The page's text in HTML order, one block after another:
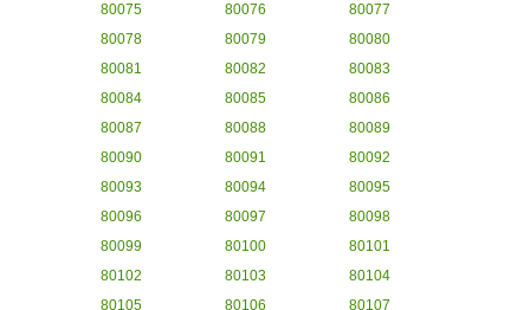
80075
80076
80077
80078
80079
80080
80081
80082
80083
80084
80085
80086
80087
80088
80089
80090
80091
80092
80093
80094
80095
80096
80097
80098
80099
80100
80101
80102
80103
80104
80105
80106 80107